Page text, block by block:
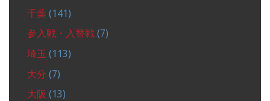
千葉 (141)
参入戦・入替戦 (7)
埼玉 (113)
大分 (7)
大阪 (13)